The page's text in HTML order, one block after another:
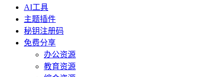
AI工具
主题插件
秘钥注册码
免费分享
办公资源
教育资源